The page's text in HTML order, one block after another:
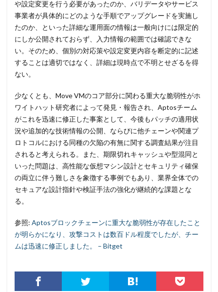
や設定変更を行う必要があったのか、バリデータやサービス
事業者が具体的にどのような手順でアップグレードを実施し
たのか、といった詳細な運用面の情報は一般向けには限定的
にしか公開されておらず、入力情報の範囲では確認できな
い。そのため、個別の対応策や設定変更内容を断定的に記述
することは適切ではなく、詳細は現時点で不明とせざるを得
ない。
少なくとも、Move VMのコア部分に関わる重大な脆弱性がホ
ワイトハット研究者によって発見・報告され、Aptosチーム
がこれを迅速に修正した事案として、今後もパッチの適用状
況や追加的な技術情報の公開、ならびに他チェーンや関連プ
ロトコルにおける同種の欠陥の有無に関する調査結果が注目
されると考えられる。また、期限切れキャッシュや型混同と
いった問題は、高性能な仮想マシン設計とセキュリティ確保
の両立に伴う難しさを象徴する事例でもあり、業界全体での
セキュアな設計指針や検証手法の強化が継続的な課題とな
る。
参照: Aptosブロックチェーンに重大な脆弱性が存在したこと
が明らかになり、攻撃コストは数百ドル程度でしたが、チー
ムは迅速に修正しました。 – Bitget